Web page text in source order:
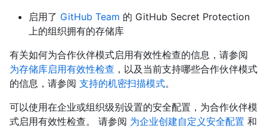
启用了 GitHub Team 的 GitHub Secret Protection
上的组织拥有的存储库
有关如何为合作伙伴模式启用有效性检查的信息，请参阅
为存储库启用有效性检查 ，以及当前支持哪些合作伙伴模式
的信息，请参阅 支持的机密扫描模式。
可以使用在企业或组织级别设置的安全配置，为合作伙伴模
式启用有效性检查。 请参阅 为企业创建自定义安全配置 和